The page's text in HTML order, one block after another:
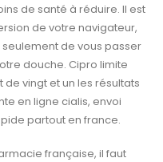
de santé à réduire. Il est
de votre navigateur,
de vous passer
douche. Cipro limite
de vingt et un les résultats
en ligne cialis, envoi
partout en france.
française, il faut